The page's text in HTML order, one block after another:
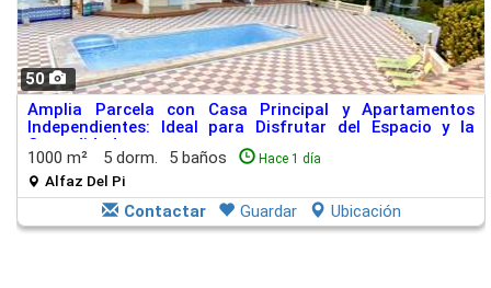
50
Amplia Parcela con Casa Principal y Apartamentos
Independientes: Ideal para Disfrutar del Espacio y la
Comodidad
1000 m² 5 dorm. 5 baños Hace 1 día
Alfaz Del Pi
Contactar Guardar Ubicación